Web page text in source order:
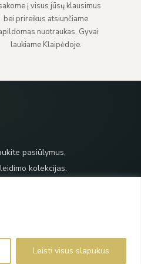
Leisti visus slapukus
į visus jūsų klausimus
bei prireikus atsiunčiame
nuotraukas. Gyvai
laukiame Klaipėdoje.
pasiūlymus,
kolekcijas.